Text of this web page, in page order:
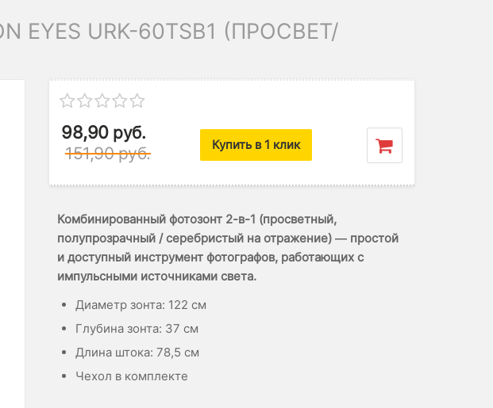
URK-60TSB1 (ПРОСВЕТ/
98,90 руб.
151,90 руб. Купить в 1 клик
Комбинированный фотозонт 2-в-1 (просветный,
полупрозрачный / серебристый на отражение) — простой
и доступный инструмент фотографов, работающих с
импульсными источниками света.
Диаметр зонта: 122 см
Глубина зонта: 37 см
Длина штока: 78,5 см
Чехол в комплекте